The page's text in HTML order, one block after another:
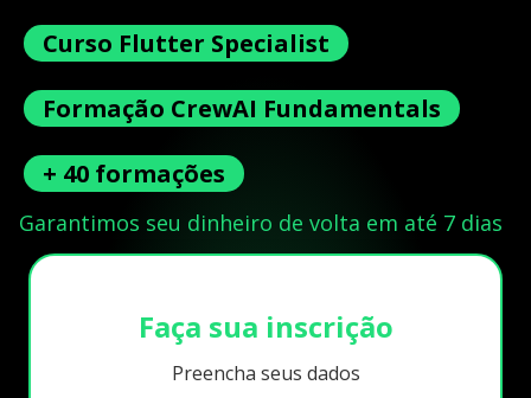
Curso Flutter Specialist
Formação CrewAI Fundamentals
+ 40 formações
Garantimos seu dinheiro de volta em até 7 dias
Faça sua inscrição
Preencha seus dados